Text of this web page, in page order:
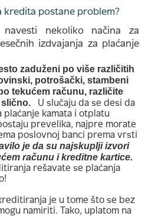
nekoliko načina za
izdvajanja za plaćanje
zaduženi po više različitih
potrošački, stambeni
tekućem računu, različite
slično.
U slučaju da se desi da
plaćanje kamata i otplatu
prevelika, najpre morate
poslovnoj banci prema vrsti
je da su najskuplji izvori
računu i kreditne kartice.
rešavate se plaćanja
je u tome što se bez
namiriti. Tako, uplatom na